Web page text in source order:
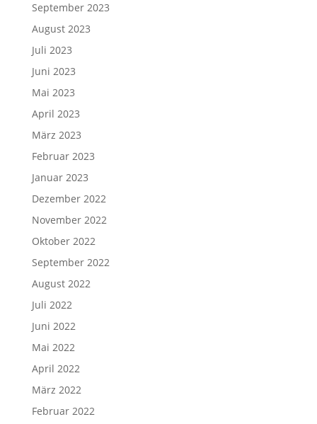
September 2023
August 2023
Juli 2023
Juni 2023
Mai 2023
April 2023
März 2023
Februar 2023
Januar 2023
Dezember 2022
November 2022
Oktober 2022
September 2022
August 2022
Juli 2022
Juni 2022
Mai 2022
April 2022
März 2022
Februar 2022